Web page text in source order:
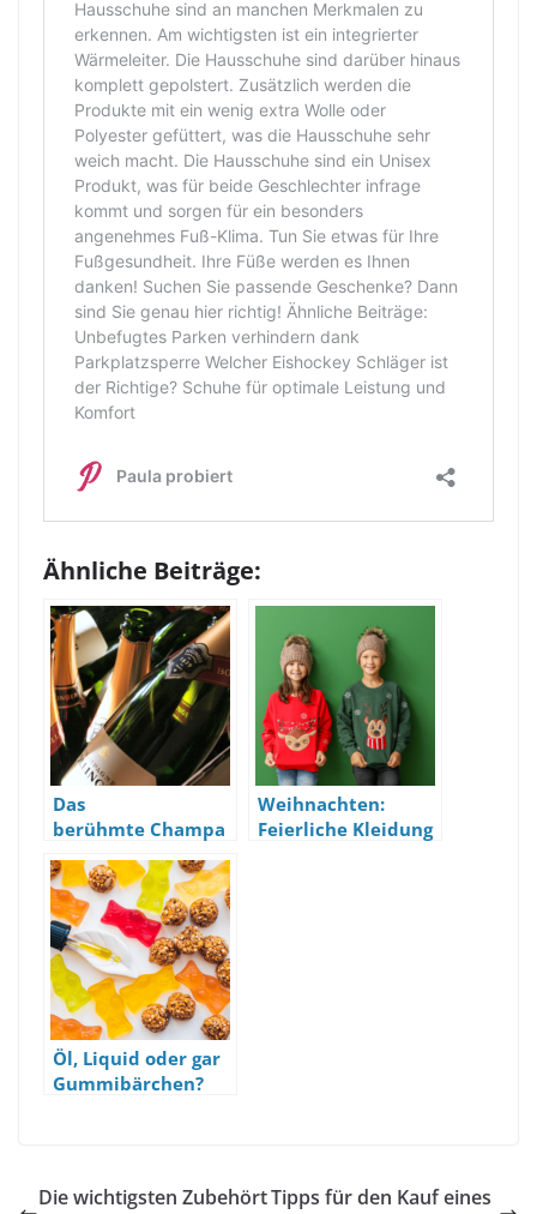
Ähnliche Beiträge:
Das
berühmte Champa
gnerhaus aus Reims
Weihnachten:
Feierliche Kleidung
Öl, Liquid oder gar
Gummibärchen?
Die wichtigsten ZubehörtTipps für den Kauf eines